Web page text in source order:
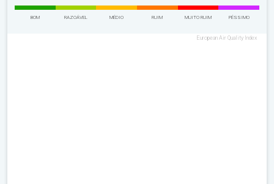
BOM RAZOÁVEL MÉDIO RUIM MUITO RUIM PÉSSIMO
European Air Quality Index